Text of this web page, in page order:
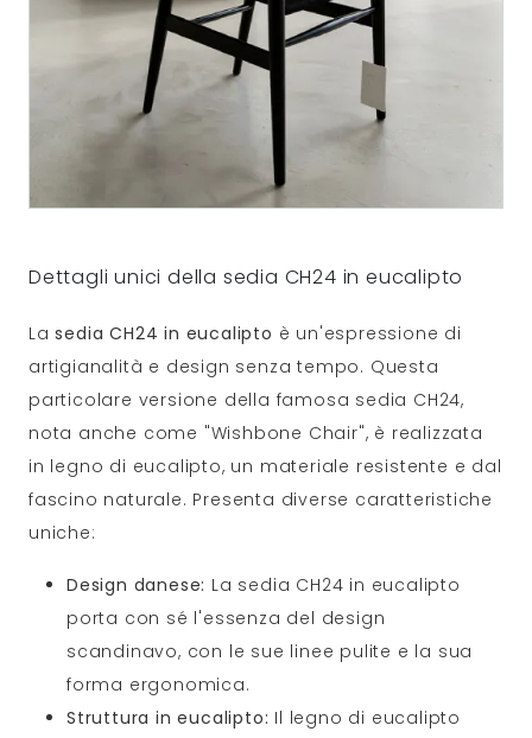
Dettagli unici della sedia CH24 in eucalipto
Lasedia CH24 in eucalipto è un'espressione di
artigianalità e design senza tempo. Questa
particolare versione della famosa sedia CH24,
nota anche come "Wishbone Chair", è realizzata
in legno di eucalipto, un materiale resistente e dal
fascino naturale. Presenta diverse caratteristiche
uniche:
Design danese: La sedia CH24 in eucalipto
porta con sé l'essenza del design
scandinavo, con le sue linee pulite e la sua
forma ergonomica.
Struttura in eucalipto: Il legno di eucalipto